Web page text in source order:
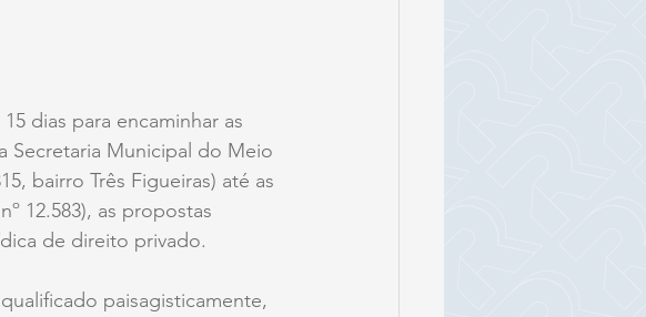
dias para encaminhar as
Secretaria Municipal do Meio
bairro Três Figueiras) até as
12.583), as propostas
de direito privado.
paisagisticamente,